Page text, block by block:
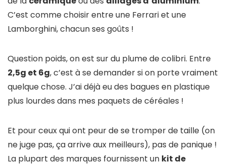
C’est comme choisir entre une Ferrari et une
Lamborghini, chacun ses goûts !
Question poids, on est sur du plume de colibri. Entre
2,5g et 6g, c’est à se demander si on porte vraiment
quelque chose. J’ai déjà eu des bagues en plastique
plus lourdes dans mes paquets de céréales !
Et pour ceux qui ont peur de se tromper de taille (on
ne juge pas, ça arrive aux meilleurs), pas de panique !
La plupart des marques fournissent un kit de